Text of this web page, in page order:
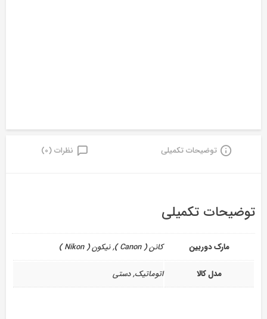
توضیحات تکمیلی نظرات (0)
توضیحات تکمیلی
مارک دوربین کانن ( Canon ), نیکون ( Nikon )
مدل کالا اتوماتیک, دستی